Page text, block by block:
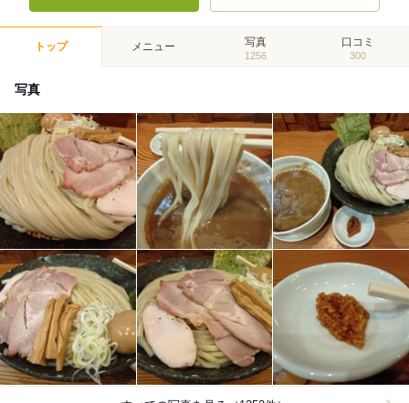
トップ メニュー 写真
1256
口コミ
300
写真